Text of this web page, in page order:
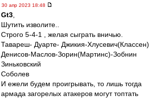
30 апр 2023 18:48
Gt3
Шутить изволите..
Строго 5-4-1 , желая сыграть вничью.
Тавареш- Дуарте- Джикия-Хлусевич(Классен)
Денисов-Маслов-Зорин(Мартинс)-Зобнин
Зиньковский
Соболев
И ежели будем проигрывать, то лишь тогда
армада загорелых атакеров могут топтать